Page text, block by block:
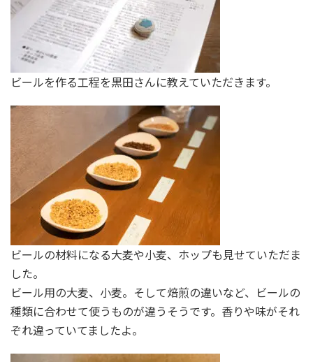
ビールを作る工程を黒田さんに教えていただきます。
ビールの材料になる大麦や小麦、ホップも見せていただま
した。
ビール用の大麦、小麦。そして焙煎の違いなど、ビールの
種類に合わせて使うものが違うそうです。香りや味がそれ
ぞれ違っていてましたよ。